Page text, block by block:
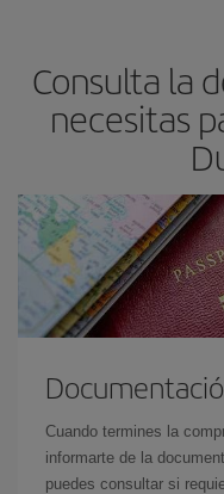
Consulta la
necesitas
Cuando termines la
informarte de la
puedes consultar si